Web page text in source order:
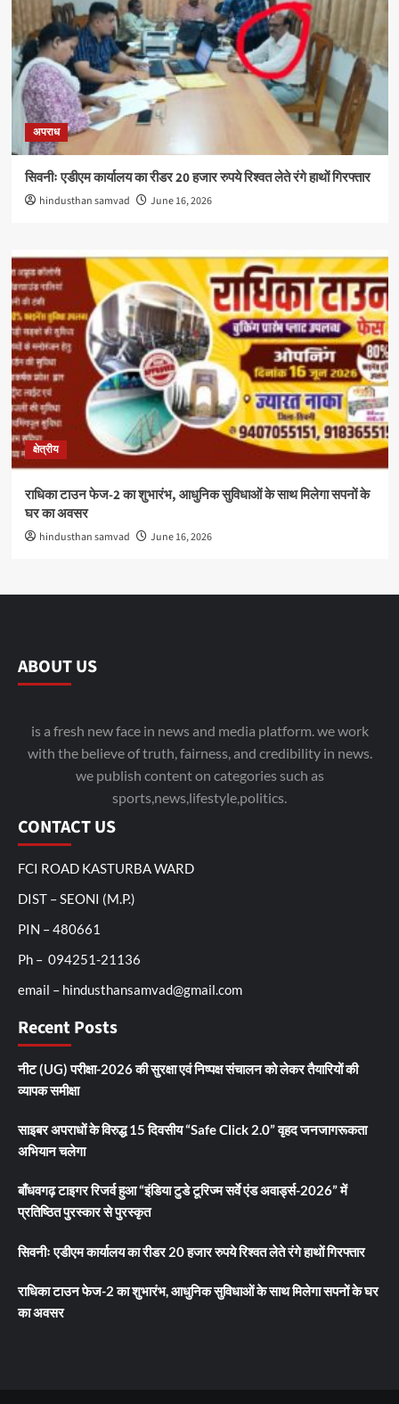
अपराध
सिवनीः एडीएम कार्यालय का रीडर 20 हजार रुपये रिश्वत लेते रंगे हाथों गिरफ्तार
hindusthan samvad June 16, 2026
क्षेत्रीय
राधिका टाउन फेज-2 का शुभारंभ, आधुनिक सुविधाओं के साथ मिलेगा सपनों के
घर का अवसर
hindusthan samvad June 16, 2026
ABOUT US
is a fresh new face in news and media platform. we work
with the believe of truth, fairness, and credibility in news.
we publish content on categories such as
sports,news,lifestyle,politics.
CONTACT US
FCI ROAD KASTURBA WARD
DIST – SEONI (M.P.)
PIN – 480661
Ph – 094251-21136
email – hindusthansamvad@gmail.com
Recent Posts
नीट (UG) परीक्षा-2026 की सुरक्षा एवं निष्पक्ष संचालन को लेकर तैयारियों की
व्यापक समीक्षा
साइबर अपराधों के विरुद्ध 15 दिवसीय “Safe Click 2.0” वृहद जनजागरूकता
अभियान चलेगा
बाँधवगढ़ टाइगर रिजर्व हुआ “इंडिया टुडे टूरिज्म सर्वे एंड अवार्ड्स-2026” में
प्रतिष्ठित पुरस्कार से पुरस्कृत
सिवनीः एडीएम कार्यालय का रीडर 20 हजार रुपये रिश्वत लेते रंगे हाथों गिरफ्तार
राधिका टाउन फेज-2 का शुभारंभ, आधुनिक सुविधाओं के साथ मिलेगा सपनों के घर
का अवसर